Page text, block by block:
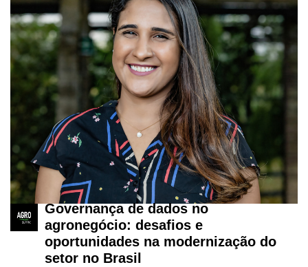
Governança de dados no
agronegócio: desafios e
oportunidades na modernização do
setor no Brasil